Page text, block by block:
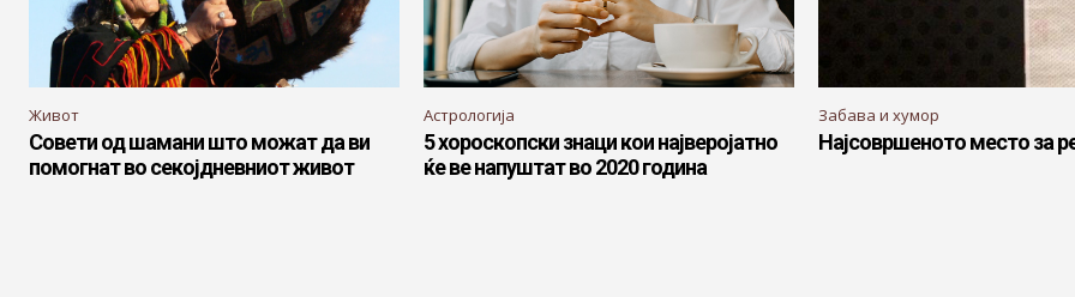
Живот
Совети од шамани што можат да ви
помогнат во секојдневниот живот
Астрологија
5 хороскопски знаци кои најверојатно
ќе ве напуштат во 2020 година
Забава и хумор
Најсовршеното место за